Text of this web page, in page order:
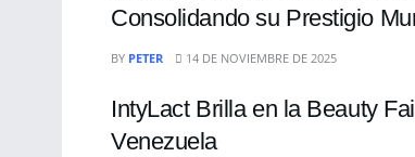
Consolidando su Prestigio
BY PETER 14 DE NOVIEMBRE DE 2025
IntyLact Brilla en la Beauty
Venezuela